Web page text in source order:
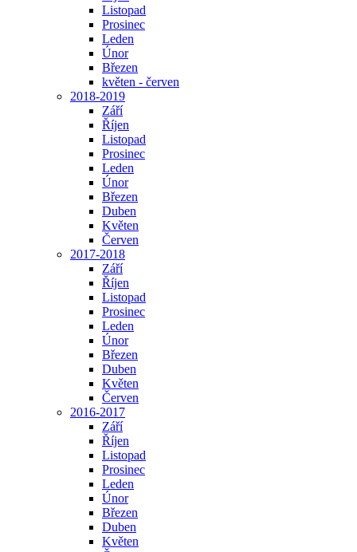
Listopad
Prosinec
Leden
Únor
Březen
květen - červen
2018-2019
Září
Říjen
Listopad
Prosinec
Leden
Únor
Březen
Duben
Květen
Červen
2017-2018
Září
Říjen
Listopad
Prosinec
Leden
Únor
Březen
Duben
Květen
Červen
2016-2017
Září
Říjen
Listopad
Prosinec
Leden
Únor
Březen
Duben
Květen